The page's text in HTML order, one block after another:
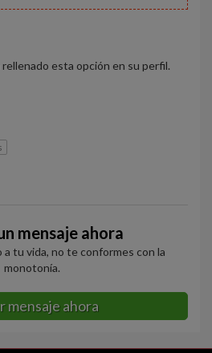
rellenado esta opción en su perfil.
mensaje ahora
tu vida, no te conformes con la
monotonía.
mensaje ahora